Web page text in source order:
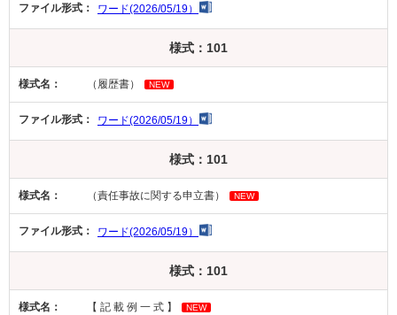
ワード(2026/05/19）
様式：101
（履歴書） NEW
ワード(2026/05/19）
様式：101
（責任事故に関する申立書） NEW
ワード(2026/05/19）
様式：101
【 記 載 例 一 式 】 NEW